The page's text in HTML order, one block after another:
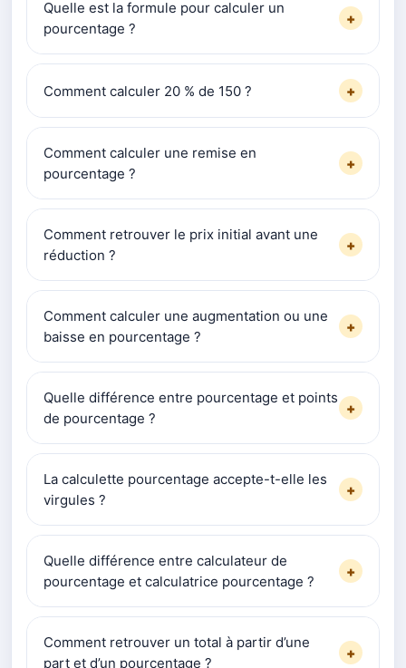
Quelle est la formule pour calculer un
pourcentage ?
+
Comment calculer 20 % de 150 ? +
Comment calculer une remise en
pourcentage ?
+
Comment retrouver le prix initial avant une
réduction ?
+
Comment calculer une augmentation ou une
baisse en pourcentage ?
+
Quelle différence entre pourcentage et points
de pourcentage ?
+
La calculette pourcentage accepte-t-elle les
virgules ?
+
Quelle différence entre calculateur de
pourcentage et calculatrice pourcentage ?
+
Comment retrouver un total à partir d’une
part et d’un pourcentage ?
+